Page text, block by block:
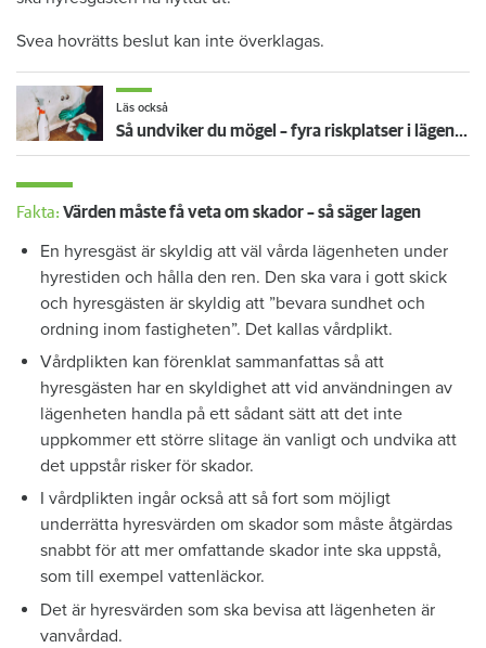
Svea hovrätts beslut kan inte överklagas.
Läs också
Så undviker du mögel – fyra riskplatser i lägenheten: ”Måste städa bort”
Fakta: Värden måste få veta om skador – så säger lagen
En hyresgäst är skyldig att väl vårda lägenheten under
hyrestiden och hålla den ren. Den ska vara i gott skick
och hyresgästen är skyldig att ”bevara sundhet och
ordning inom fastigheten”. Det kallas vårdplikt.
Vårdplikten kan förenklat sammanfattas så att
hyresgästen har en skyldighet att vid användningen av
lägenheten handla på ett sådant sätt att det inte
uppkommer ett större slitage än vanligt och undvika att
det uppstår risker för skador.
I vårdplikten ingår också att så fort som möjligt
underrätta hyresvärden om skador som måste åtgärdas
snabbt för att mer omfattande skador inte ska uppstå,
som till exempel vattenläckor.
Det är hyresvärden som ska bevisa att lägenheten är
vanvårdad.